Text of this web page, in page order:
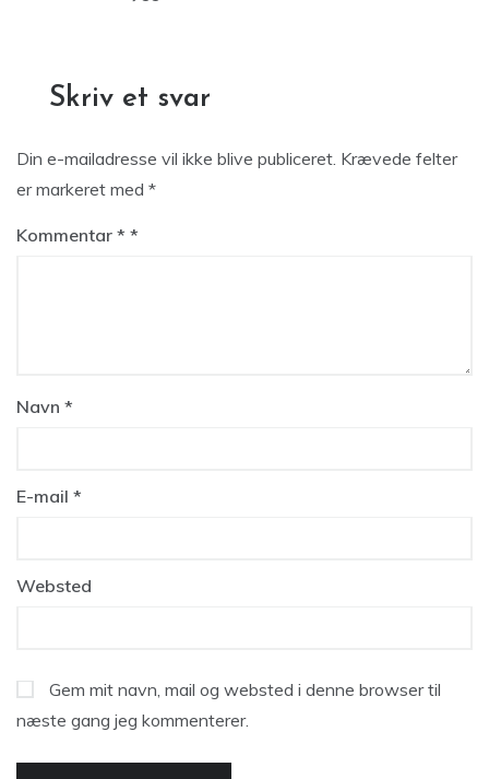
Skriv et svar
Din e-mailadresse vil ikke blive publiceret. Krævede felter
er markeret med *
Kommentar *
Navn *
E-mail *
Websted
Gem mit navn, mail og websted i denne browser til
næste gang jeg kommenterer.